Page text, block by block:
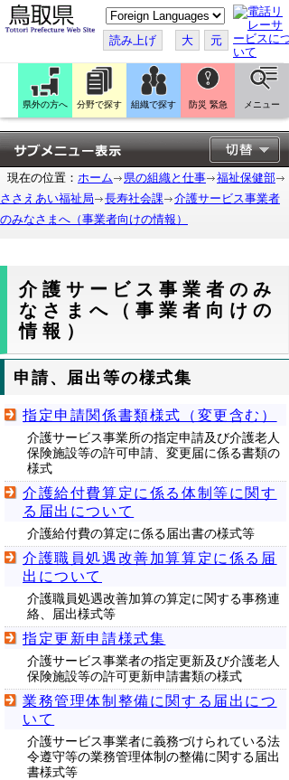
こ
の
ペ
ー
ジ
翻
訳
す
る
読み上げ 大 元
県外の方へ 分野で探す 組織で探す 防災 緊急 メニュー
現在の位置： ホーム 県の組織と仕事
福祉保健部
ささえあい福祉局
長寿社会課
介護サービス事業者
のみなさまへ（事業者向けの情報）
介護サービス事業者のみ
なさまへ（事業者向けの
情報）
申請、届出等の様式集
指定申請関係書類様式（変更含む）
介護サービス事業所の指定申請及び介護老人
保険施設等の許可申請、変更届に係る書類の
様式
介護給付費算定に係る体制等に関す
る届出について
介護給付費の算定に係る届出書の様式等
介護職員処遇改善加算算定に係る届
出について
介護職員処遇改善加算の算定に関する事務連
絡、届出様式等
指定更新申請様式集
介護サービス事業者の指定更新及び介護老人
保険施設等の許可更新申請書類の様式
業務管理体制整備に関する届出につ
いて
介護サービス事業者に義務づけられている法
令遵守等の業務管理体制の整備に関する届出
書様式等